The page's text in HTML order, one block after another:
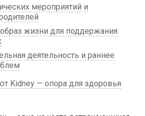
мероприятий и
жизни для поддержания
деятельность и раннее
Kidney — опора для здоровья